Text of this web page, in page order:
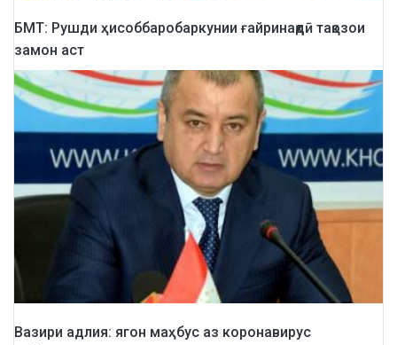
БМТ: Рушди ҳисоббаробаркунии ғайринақдӣ тақозои
замон аст
Вазири адлия: ягон маҳбус аз коронавирус